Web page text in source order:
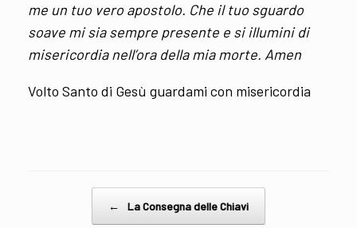
me un tuo vero apostolo. Che il tuo sguardo
soave mi sia sempre presente e si illumini di
misericordia nell’ora della mia morte. Amen
Volto Santo di Gesù guardami con misericordia
← La Consegna delle Chiavi